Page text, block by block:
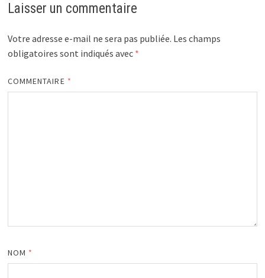
Laisser un commentaire
Votre adresse e-mail ne sera pas publiée. Les champs
obligatoires sont indiqués avec *
COMMENTAIRE *
NOM *